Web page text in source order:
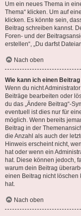
Um ein neues Thema in
Thema“ klicken. Um auf
klicken. Es könnte sein,
Beitrag schreiben kannst.
Foren- und der
erstellen“, „Du darfst
Nach oben
Wie kann ich einen
Wenn du nicht
Beiträge bearbeiten oder
du das „Ändere Beitrag“-
eventuell ist dies nur für
möglich. Wenn bereits
Beitrag in der
die Anzahl als auch der
Hinweis erscheint nicht,
hat oder wenn ein
hat. Diese können jedoch,
warum dein Beitrag
einen Beitrag nicht löschen
hat.
Nach oben